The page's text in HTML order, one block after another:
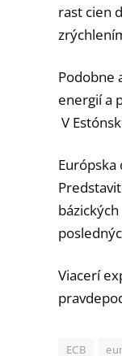
rast cien
Podobne
energií a
V
Európska
Viacerí
ECB